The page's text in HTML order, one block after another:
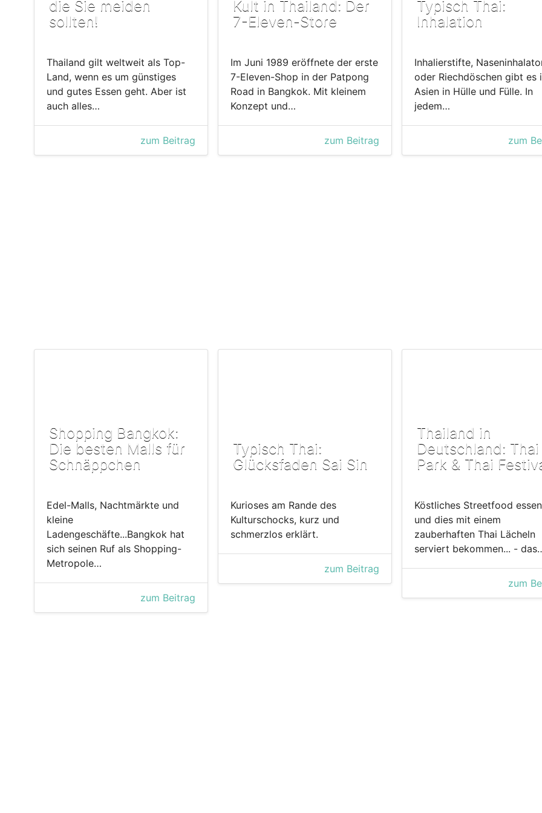
die Sie meiden
sollten!
Thailand gilt weltweit als Top-
Land, wenn es um günstiges
und gutes Essen geht. Aber ist
auch alles…
zum Beitrag
Kult in Thailand: Der
7-Eleven-Store
Im Juni 1989 eröffnete der erste
7-Eleven-Shop in der Patpong
Road in Bangkok. Mit kleinem
Konzept und…
zum Beitrag
Typisch Thai:
Inhalation
Inhalierstifte,
oder Riechdöschen gibt es
Asien in Hülle und Fülle. In
jedem…
zum
Shopping Bangkok:
Die besten Malls für
Schnäppchen
Edel-Malls, Nachtmärkte und
kleine
Ladengeschäfte...Bangkok hat
sich seinen Ruf als Shopping-
Metropole…
zum Beitrag
Typisch Thai:
Glücksfaden Sai Sin
Kurioses am Rande des
Kulturschocks, kurz und
schmerzlos erklärt.
zum Beitrag
Thailand in
Deutschland: Thai
Park & Thai
Köstliches Streetfood
und dies mit einem
zauberhaften Thai Lächeln
serviert bekommen... -
zum